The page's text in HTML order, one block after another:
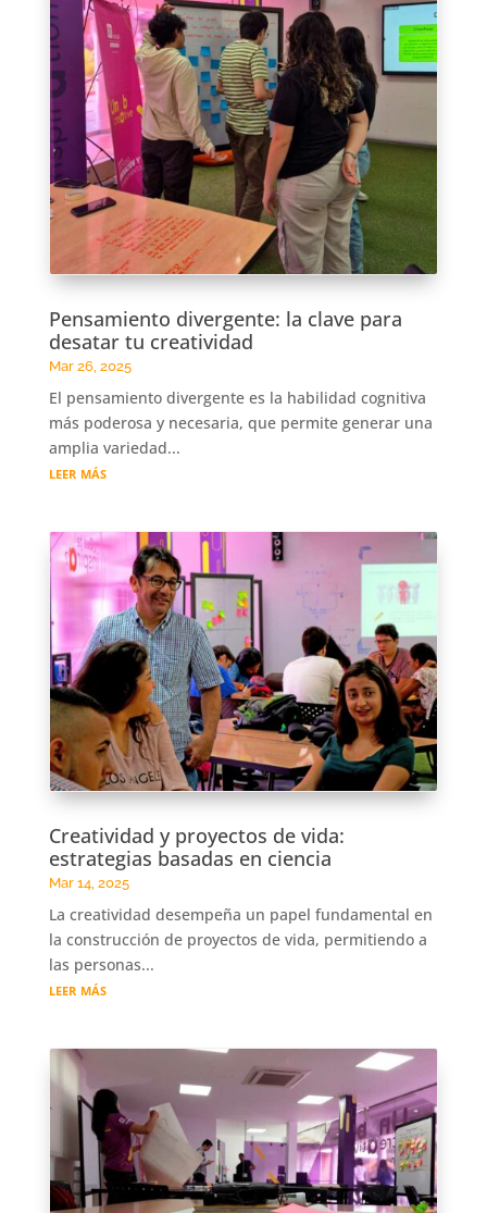
Pensamiento divergente: la clave para
desatar tu creatividad
Mar 26, 2025
El pensamiento divergente es la habilidad cognitiva
más poderosa y necesaria, que permite generar una
amplia variedad...
leer más
Creatividad y proyectos de vida:
estrategias basadas en ciencia
Mar 14, 2025
La creatividad desempeña un papel fundamental en
la construcción de proyectos de vida, permitiendo a
las personas...
leer más